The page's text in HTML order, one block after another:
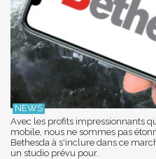
Avec les profits impressionnants
mobile, nous ne sommes pas
Bethesda à s'inclure dans ce
un studio prévu pour.